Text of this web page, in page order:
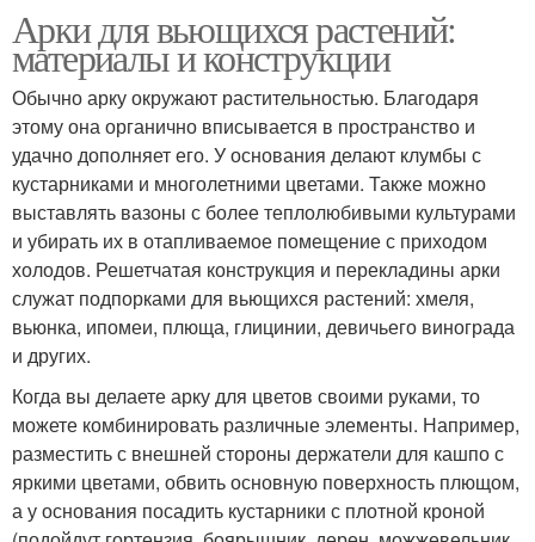
Арки для вьющихся растений:
материалы и конструкции
Обычно арку окружают растительностью. Благодаря
этому она органично вписывается в пространство и
удачно дополняет его. У основания делают клумбы с
кустарниками и многолетними цветами. Также можно
выставлять вазоны с более теплолюбивыми культурами
и убирать их в отапливаемое помещение с приходом
холодов. Решетчатая конструкция и перекладины арки
служат подпорками для вьющихся растений: хмеля,
вьюнка, ипомеи, плюща, глицинии, девичьего винограда
и других.
Когда вы делаете арку для цветов своими руками, то
можете комбинировать различные элементы. Например,
разместить с внешней стороны держатели для кашпо с
яркими цветами, обвить основную поверхность плющом,
а у основания посадить кустарники с плотной кроной